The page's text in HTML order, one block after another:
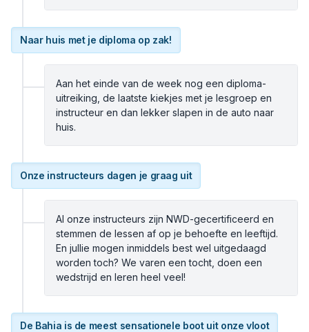
Naar huis met je diploma op zak!
Aan het einde van de week nog een diploma-
uitreiking, de laatste kiekjes met je lesgroep en
instructeur en dan lekker slapen in de auto naar
huis.
Onze instructeurs dagen je graag uit
Al onze instructeurs zijn NWD-gecertificeerd en
stemmen de lessen af op je behoefte en leeftijd.
En jullie mogen inmiddels best wel uitgedaagd
worden toch? We varen een tocht, doen een
wedstrijd en leren heel veel!
De Bahia is de meest sensationele boot uit onze vloot